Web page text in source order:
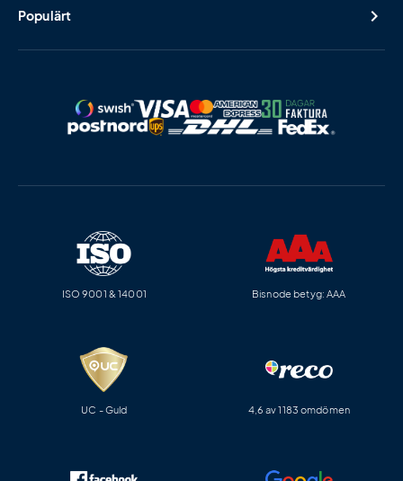
Populärt
ISO 9001 & 14001 Bisnode betyg: AAA
UC - Guld 4,6 av 1183 omdömen